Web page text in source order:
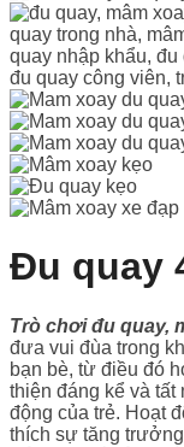
Đu quay
Trò chơi đu quay,
đưa vui đùa trong
bạn bè, từ điều đó
thiện đáng kể và
động của trẻ. Hoạt
thích sự tăng